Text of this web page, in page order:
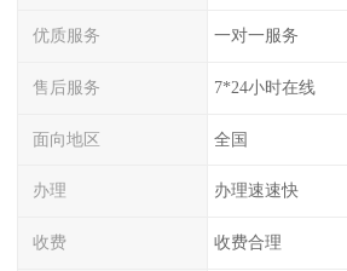
优质服务 一对一服务
售后服务 7*24小时在线
面向地区 全国
办理 办理速速快
收费 收费合理